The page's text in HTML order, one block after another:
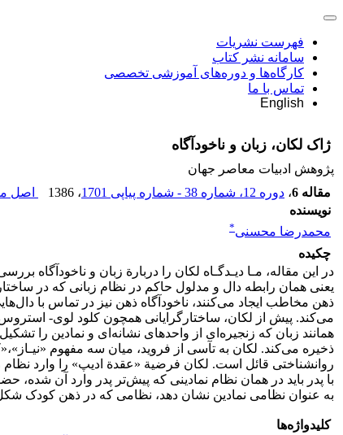
فهرست نشریات
سامانه نشر کتاب
کارگاه‌ها و دوره‌های آموزشی تخصصی
تماس با ما
English
ژاک لکان، زبان و ناخودآگاه
پژوهش ادبیات معاصر جهان
مقاله 6
، دوره 12، شماره 38 - شماره پیاپی 1701 ، 1386 اصل
نویسنده
محمدرضا محسنی*
چکیده
در این مقاله، مـا دیـدگـاه لکان را دربارة زبان و
یعنی همان رابطه دال و مدلول حاکم در نظام زبانی که در
ذهن مخاطب ایجاد می‌کنند، ناخودآگاه ذهن نیز در تماس با
می‌کند. پیش از لکان، ساختارگرایانی همچون کلود لوی- استروس
همانند زبان که زنجیره‌ای از واحدهای نشانه‌ای و نمادین را
ذخیره می‌کند. لکان به تآسی از فروید، میان سه مفهوم
روانشناختی قائل است. لکان فرضیة «عقدة ادیپ» را وارد
با پدر باید در همان نظام نمادینی که پیش‌تر پدر وارد آن شده،
به عنوان نظامی نمادین نشان دهد، نظامی که در ذهن کودک
کلیدواژه‌ها